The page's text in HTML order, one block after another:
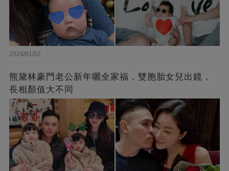
2024/01/02
熊黛林豪門老公新年曬全家福，雙胞胎女兒出鏡，
長相顏值大不同